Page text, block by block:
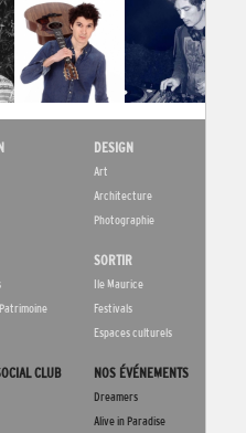
DESIGN
Art
Architecture
Photographie
SORTIR
Ile Maurice
Festivals
Espaces culturels
CLUB NOS ÉVÉNEMENTS
Dreamers
Alive in Paradise